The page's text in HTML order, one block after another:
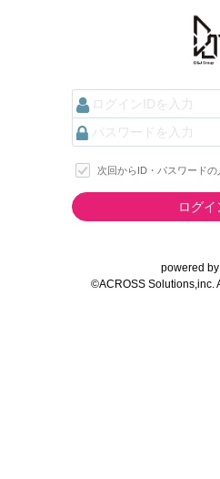
次回からID・パスワードの
ログイ
powered by
©ACROSS Solutions,inc.